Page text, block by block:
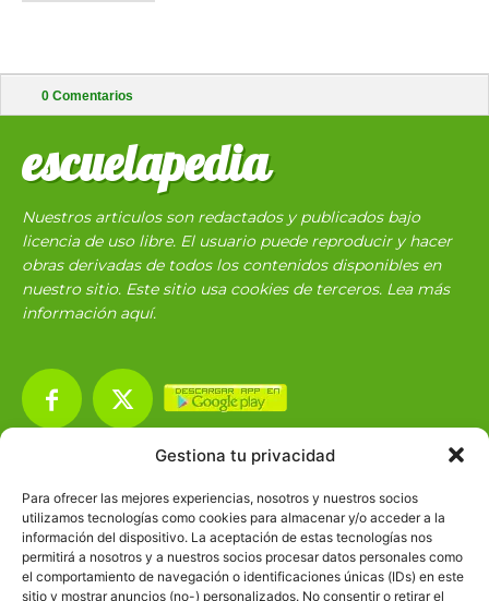
Gestiona tu privacidad
Para ofrecer las mejores experiencias, nosotros y nuestros socios
utilizamos tecnologías como cookies para almacenar y/o acceder a la
información del dispositivo. La aceptación de estas tecnologías nos
permitirá a nosotros y a nuestros socios procesar datos personales como
el comportamiento de navegación o identificaciones únicas (IDs) en este
sitio y mostrar anuncios (no-) personalizados. No consentir o retirar el
0 Comentarios
escuelapedia
Nuestros articulos son redactados y publicados bajo
licencia de uso libre. El usuario puede reproducir y hacer
obras derivadas de todos los contenidos disponibles en
nuestro sitio. Este sitio usa cookies de terceros. Lea más
información aquí.
Ciencias
2072
Filosofía
Historia
1597